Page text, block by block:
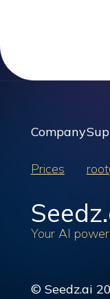
Company
Prices
Your AI
© Seedz.ai